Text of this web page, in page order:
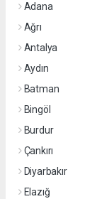
Adana
Ağrı
Antalya
Aydın
Batman
Bingöl
Burdur
Çankırı
Diyarbakır
Elazığ